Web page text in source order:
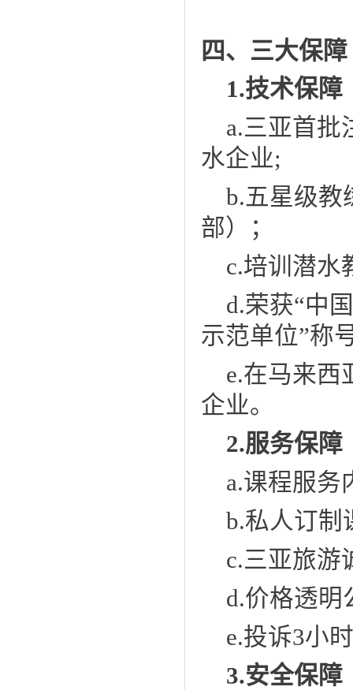
四、三大保障
1.技术保障
a.三亚首批
水企业;
b.五星级教
部）；
c.培训潜水
d.荣获“中
示范单位”称
e.在马来西
企业。
2.服务保障
a.课程服务
b.私人订制
c.三亚旅游
d.价格透明
e.投诉3小
3.安全保障